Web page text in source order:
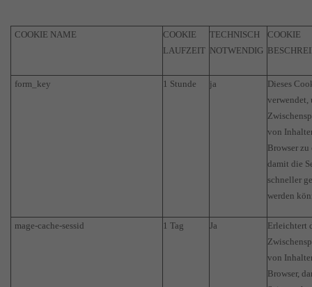
COOKIE NAME
COOKIE
LAUFZEIT
TECHNISCH
NOTWENDIG
COOKIE
form_key 1 Stunde ja
Dieses
verwendet,
von
Browser
damit die
schneller
werden
mage-cache-sessid 1 Tag Ja
Erleichtert
von
Browser,